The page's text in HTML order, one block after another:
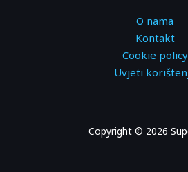
O nama
Kontakt
Cookie policy
Uvjeti
Copyright © 2026